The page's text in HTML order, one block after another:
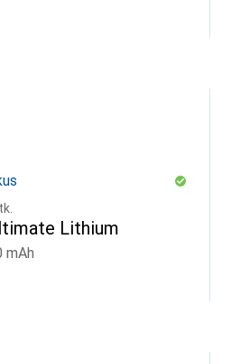
Lithium
mAh